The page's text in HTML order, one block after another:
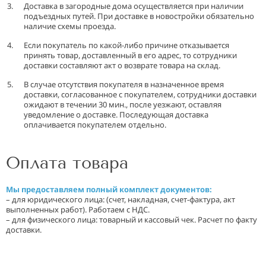
Доставка в загородные дома осуществляется при наличии
подъездных путей. При доставке в новостройки обязательно
наличие схемы проезда.
Если покупатель по какой-либо причине отказывается
принять товар, доставленный в его адрес, то сотрудники
доставки составляют акт о возврате товара на склад.
В случае отсутствия покупателя в назначенное время
доставки, согласованное с покупателем, сотрудники доставки
ожидают в течении 30 мин., после уезжают, оставляя
уведомление о доставке. Последующая доставка
оплачивается покупателем отдельно.
Оплата товара
Мы предоставляем полный комплект документов:
– для юридического лица: (счет, накладная, счет-фактура, акт
выполненных работ). Работаем с НДС.
– для физического лица: товарный и кассовый чек. Расчет по факту
доставки.